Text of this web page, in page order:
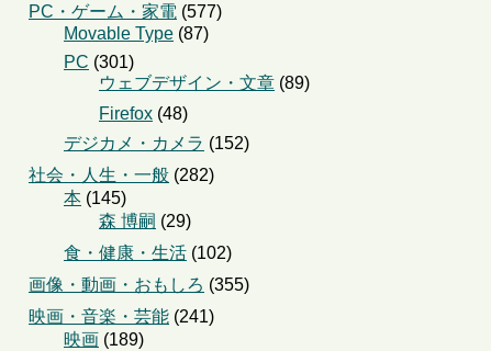
PC・ゲーム・家電 (577)
Movable Type (87)
PC (301)
ウェブデザイン・文章 (89)
Firefox (48)
デジカメ・カメラ (152)
社会・人生・一般 (282)
本 (145)
森 博嗣 (29)
食・健康・生活 (102)
画像・動画・おもしろ (355)
映画・音楽・芸能 (241)
映画 (189)